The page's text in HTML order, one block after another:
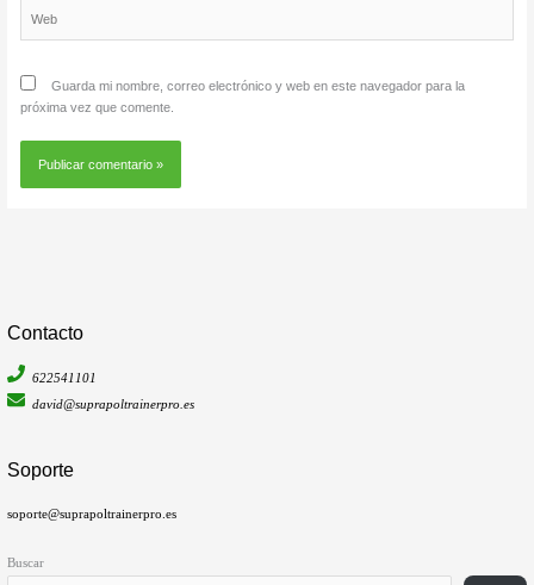
Contacto
622541101
david@suprapoltrainerpro.es
Soporte
soporte@suprapoltrainerpro.es
Buscar
Guarda mi nombre, correo electrónico y web en este navegador para la
próxima vez que comente.